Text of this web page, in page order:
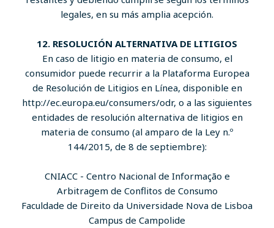
legales, en su más amplia acepción.
12. RESOLUCIÓN ALTERNATIVA DE LITIGIOS
En caso de litigio en materia de consumo, el
consumidor puede recurrir a la Plataforma Europea
de Resolución de Litigios en Línea, disponible en
http://ec.europa.eu/consumers/odr, o a las siguientes
entidades de resolución alternativa de litigios en
materia de consumo (al amparo de la Ley n.º
144/2015, de 8 de septiembre):
CNIACC - Centro Nacional de Informação e
Arbitragem de Conflitos de Consumo
Faculdade de Direito da Universidade Nova de Lisboa
Campus de Campolide